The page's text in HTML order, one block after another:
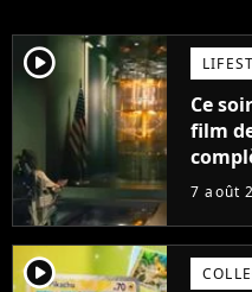
player2
Ce
film
aurait
7 août
player2